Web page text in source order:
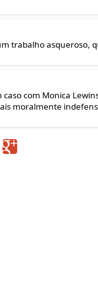
trabalho asqueroso,
caso com Monica
moralmente